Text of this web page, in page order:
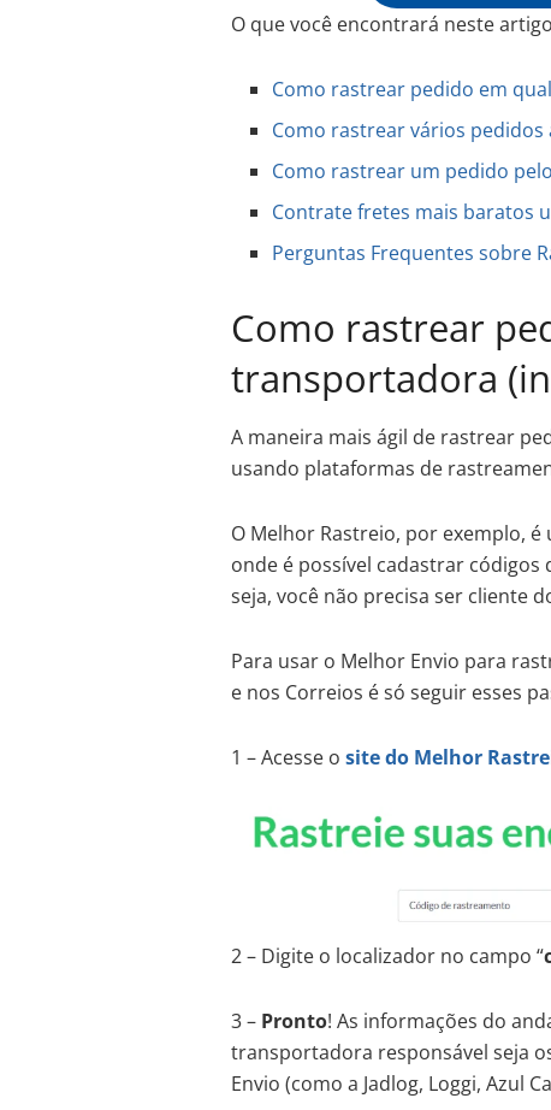
O que você encontrará neste
Como rastrear pedido em
Como rastrear vários
Como rastrear um pedido
Contrate fretes mais baratos
Perguntas Frequentes sobre
Como rastrear
transportadora
A maneira mais ágil de rastrear
usando plataformas de
O Melhor Rastreio, por exemplo,
onde é possível cadastrar
seja, você não precisa ser cliente
Para usar o Melhor Envio para
e nos Correios é só seguir esses
1 – Acesse o site do Melhor
2 – Digite o localizador no campo “
3 – Pronto! As informações do
transportadora responsável seja
Envio (como a Jadlog, Loggi, Azul